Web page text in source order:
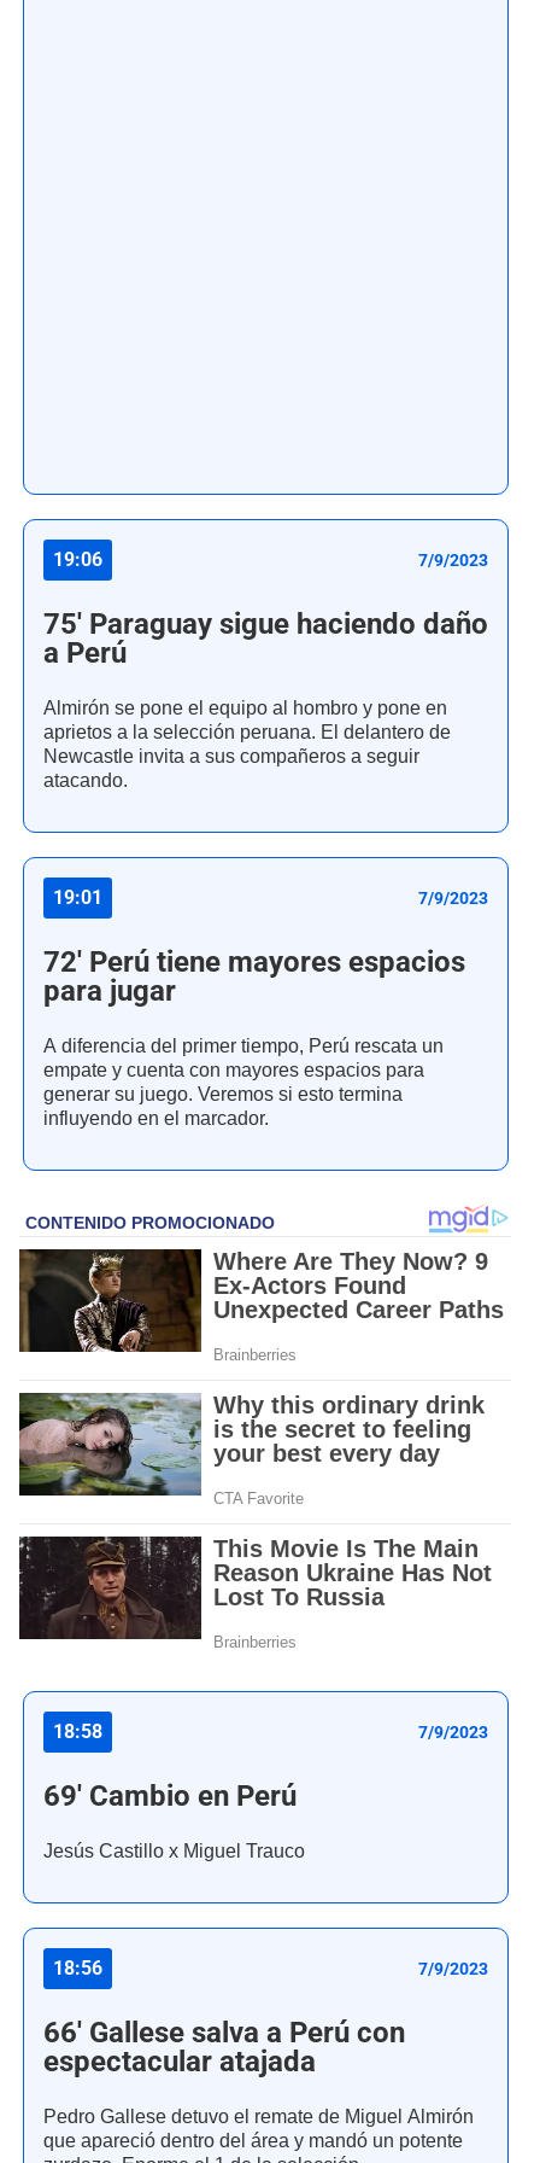
19:06 7/9/2023
75' Paraguay sigue haciendo daño
a Perú
Almirón se pone el equipo al hombro y pone en
aprietos a la selección peruana. El delantero de
Newcastle invita a sus compañeros a seguir
atacando.
19:01 7/9/2023
72' Perú tiene mayores espacios
para jugar
A diferencia del primer tiempo, Perú rescata un
empate y cuenta con mayores espacios para
generar su juego. Veremos si esto termina
influyendo en el marcador.
18:58 7/9/2023
69' Cambio en Perú
Jesús Castillo x Miguel Trauco
18:56 7/9/2023
66' Gallese salva a Perú con
espectacular atajada
Pedro Gallese detuvo el remate de Miguel Almirón
que apareció dentro del área y mandó un potente